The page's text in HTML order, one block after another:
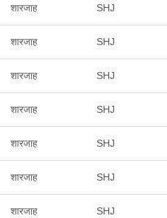
शारजाह SHJ
शारजाह SHJ
शारजाह SHJ
शारजाह SHJ
शारजाह SHJ
शारजाह SHJ
शारजाह SHJ